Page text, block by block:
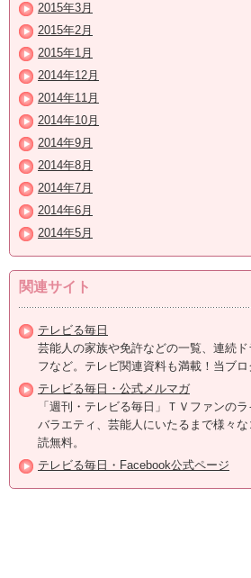
2015年3月
2015年2月
2015年1月
2014年12月
2014年11月
2014年10月
2014年9月
2014年8月
2014年7月
2014年6月
2014年5月
関連サイト
テレビる毎日
芸能人の家族や免許などの一覧、連続
フなど。テレビ関連資料も満載！当ブロ
テレビる毎日・公式メルマガ
「週刊・テレビる毎日」ＴＶファンの
バラエティ、芸能人にいたるまで様々
読無料。
テレビる毎日・Facebook公式ページ